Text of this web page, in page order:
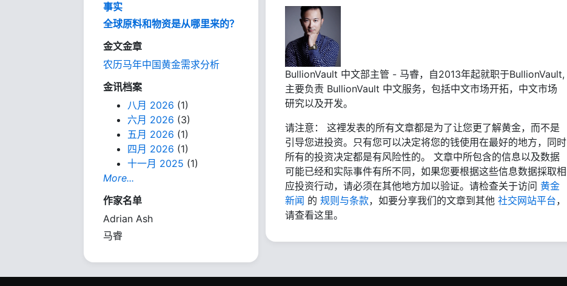
事实
全球原料和物资是从哪里来的？
金文金章
农历马年中国黄金需求分析
金讯档案
八月 2026 (1)
六月 2026 (3)
五月 2026 (1)
四月 2026 (1)
十一月 2025 (1)
More...
作家名单
Adrian Ash
马睿
BullionVault 中文部主管 - 马睿，自2013年起就职于BullionVault,
主要负责 BullionVault 中文服务，包括中文市场开拓，中文市场
研究以及开发。
请注意： 这裡发表的所有文章都是为了让您更了解黄金，而不是
引导您进投资。只有您可以决定将您的钱使用在最好的地方，同时
所有的投资决定都是有风险性的。 文章中所包含的信息以及数据
可能已经和实际事件有所不同，如果您要根据这些信息数据採取相
应投资行动，请必须在其他地方加以验证。请检查关于访问 黄金
新闻 的 规则与条款，如要分享我们的文章到其他 社交网站平台，
请查看这里。